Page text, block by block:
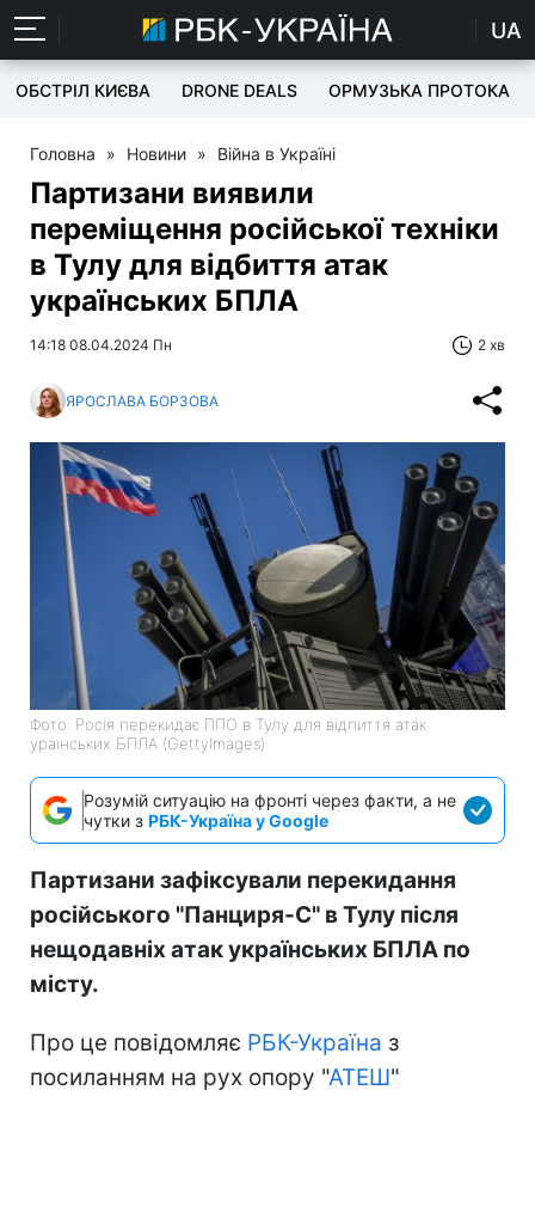
UA
ОБСТРІЛ КИЄВА DRONE DEALS ОРМУЗЬКА ПРОТОКА
Головна » Новини » Війна в Україні
Партизани виявили
переміщення російської техніки
в Тулу для відбиття атак
українських БПЛА
14:18 08.04.2024 Пн 2 хв
ЯРОСЛАВА БОРЗОВА
Фото: Росія перекидає ППО в Тулу для відпиття атак
ураїнських БПЛА (GettyImages)
Розумій ситуацію на фронті через факти, а не
чутки з РБК-Україна у Google
Партизани зафіксували перекидання
російського "Панциря-С" в Тулу після
нещодавніх атак українських БПЛА по
місту.
Про це повідомляє РБК-Україна з
посиланням на рух опору "АТЕШ"